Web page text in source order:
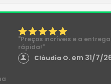
"Preços incríveis e a
rápida!"
Cláudia O. em 31/7/